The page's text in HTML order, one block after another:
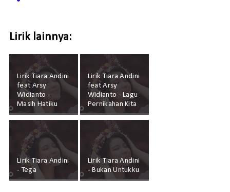
Lirik lainnya:
Lirik Tiara Andini
feat Arsy
Widianto -
Masih Hatiku
Lirik Tiara Andini
feat Arsy
Widianto - Lagu
Pernikahan Kita
Lirik Tiara Andini
- Tega
Lirik Tiara Andini
- Bukan Untukku